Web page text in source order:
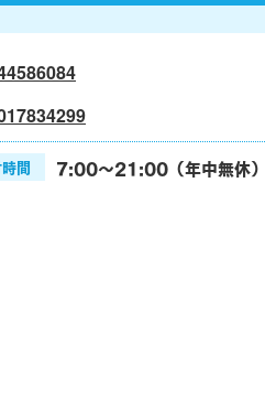
間 7:00～21:00（年中無休）